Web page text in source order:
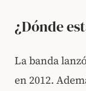
¿Dónde
La banda
en 2012.